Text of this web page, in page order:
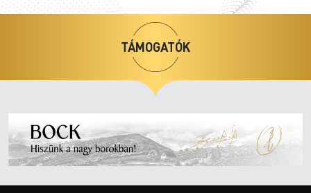
José Cura és Szamosi Szabolcs közös
koncertje
Pécs, Bazilika
TÁMOGATÓK